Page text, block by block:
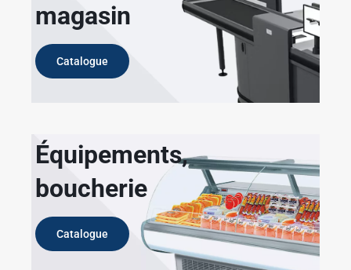
magasin
Catalogue
Équipements,
boucherie
Catalogue ✱